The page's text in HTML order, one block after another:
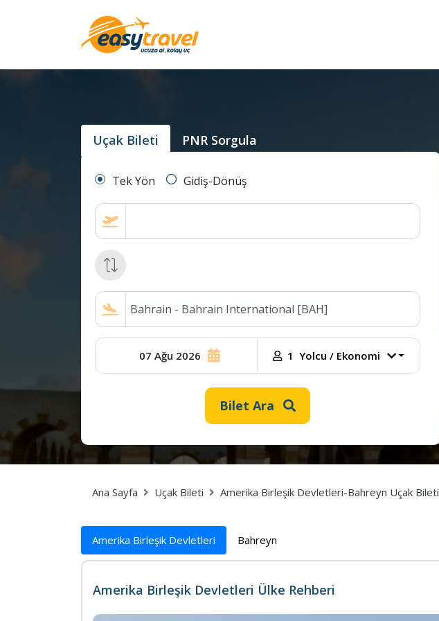
Uçak Bileti PNR Sorgula
Tek Yön Gidiş-Dönüş
07 Ağu 2026
Ağu
2026
1 Yolcu / Ekonomi
Bilet Ara
Ana Sayfa Uçak Bileti Amerika Birleşik Devletleri-Bahreyn Uçak Bileti
Amerika Birleşik Devletleri Bahreyn
Amerika Birleşik Devletleri Ülke Rehberi